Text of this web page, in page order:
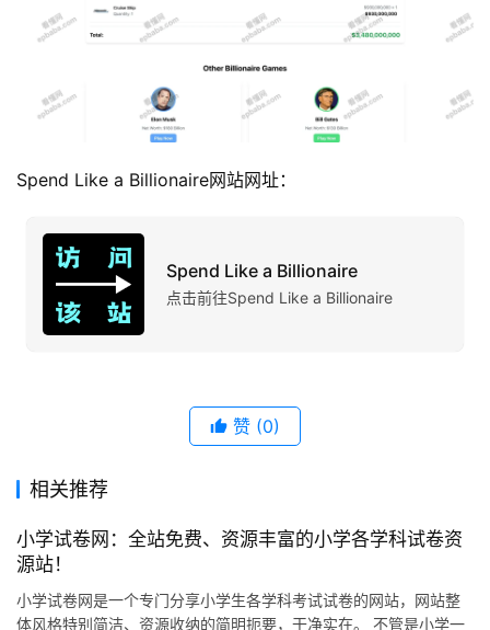
Spend Like a Billionaire网站网址：
Spend Like a Billionaire
点击前往Spend Like a Billionaire
赞 (0)
相关推荐
小学试卷网：全站免费、资源丰富的小学各学科试卷资
源站！
小学试卷网是一个专门分享小学生各学科考试试卷的网站，网站整
体风格特别简洁、资源收纳的简明扼要，干净实在。 不管是小学一